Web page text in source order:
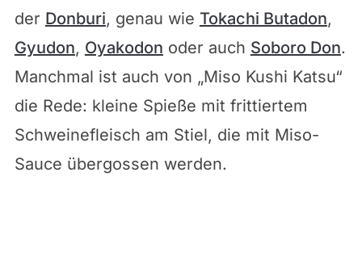
der Donburi, genau wie Tokachi Butadon,
Gyudon, Oyakodon oder auch Soboro Don.
Manchmal ist auch von „Miso Kushi Katsu“
die Rede: kleine Spieße mit frittiertem
Schweinefleisch am Stiel, die mit Miso-
Sauce übergossen werden.